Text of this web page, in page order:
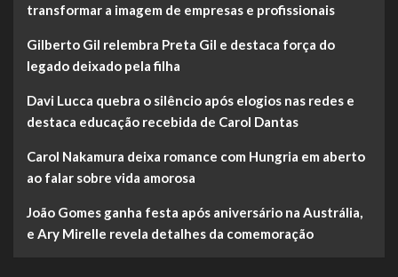
transformar a imagem de empresas e profissionais
Gilberto Gil relembra Preta Gil e destaca força do
legado deixado pela filha
Davi Lucca quebra o silêncio após elogios nas redes e
destaca educação recebida de Carol Dantas
Carol Nakamura deixa romance com Hungria em aberto
ao falar sobre vida amorosa
João Gomes ganha festa após aniversário na Austrália,
e Ary Mirelle revela detalhes da comemoração